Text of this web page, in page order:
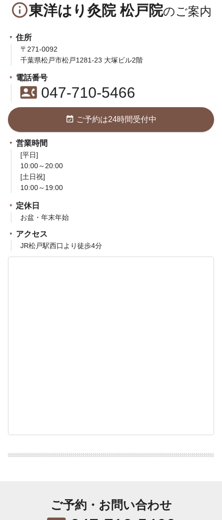
info_outline東洋はり灸院 松戸院
住所
〒271-0092
千葉県松戸市松戸1281-23 大塚ビル2階
電話番号
contact_phone047-710-5466
event_available ご予約は24時間受付中
営業時間
[平日]
10:00～20:00
[土日祝]
10:00～19:00
定休日
お盆・年末年始
アクセス
JR松戸駅西口より徒歩4分
ご予約・お問い合わせ